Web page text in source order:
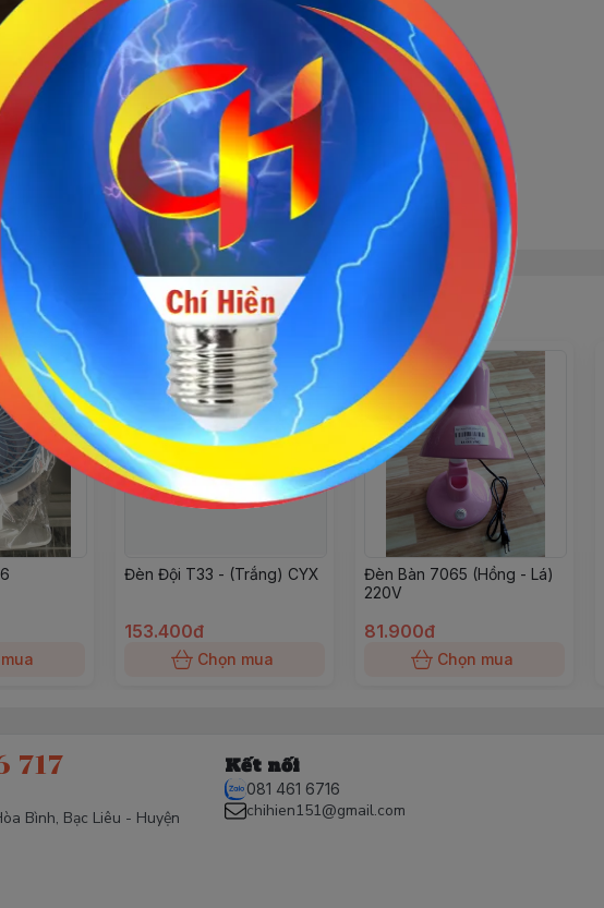
Đèn Đội T33 - (Trắng) CYX
153.400đ
Chọn mua
Đèn Bàn 7065 (Hồng - Lá)
220V
81.900đ
Chọn mua
717
Bình, Bạc Liêu - Huyện
Kết nối
081 461 6716
chihien151@gmail.com